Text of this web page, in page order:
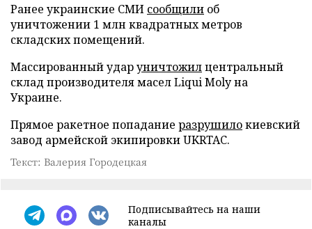
Ранее украинские СМИ сообщили об
уничтожении 1 млн квадратных метров
складских помещений.
Массированный ударуничтожилцентральный
склад производителя масел Liqui Moly на
Украине.
Прямое ракетное попадание разрушилокиевский
завод армейской экипировки UKRTAC.
Текст: Валерия Городецкая
Подписывайтесь на наши
каналы